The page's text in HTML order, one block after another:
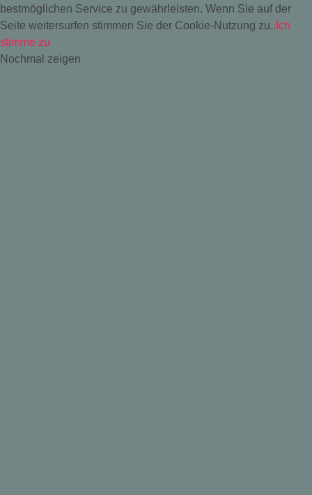
bestmöglichen Service zu gewährleisten. Wenn Sie auf der
Seite weitersurfen stimmen Sie der Cookie-Nutzung zu.. Ich
stimme zu
Nochmal zeigen